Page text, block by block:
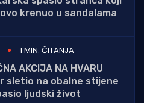
krenuo u sandalama
1 MIN. ČITANJA
AKCIJA NA HVARU
sletio na obalne stijene
ljudski život